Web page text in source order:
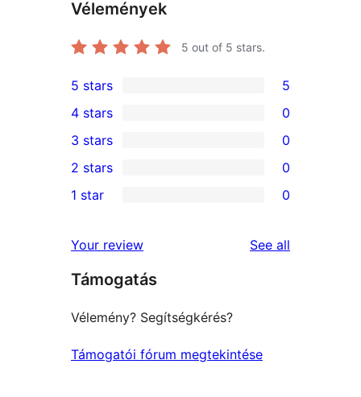
Vélemények
5 out of 5 stars.
5
5-
star
reviews
5 stars 5
4-
star
reviews
4 stars 0
0
3-
star
3 stars 0
2-
reviews
2 stars 0
star
reviews
1 star 0
Your review See all
Támogatás
Vélemény? Segítségkérés?
Támogatói fórum megtekintése